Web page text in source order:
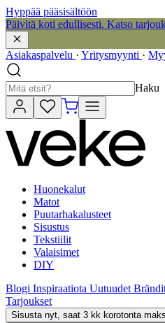
Hyppää pääsisältöön
Päivitä koti edullisesti. Katso
Asiakaspalvelu · Yritysmyynti ·
Haku
Huonekalut
Matot
Puutarhakalusteet
Sisustus
Tekstiilit
Valaisimet
DIY
Blogi Inspiraatiota Uutuudet
Tarjoukset
Sisusta nyt, saat 3 kk korotonta